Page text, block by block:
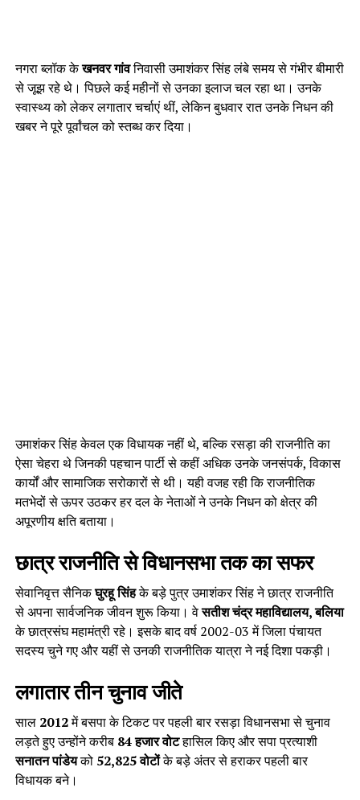
नगरा ब्लॉक केखनवर गांवनिवासी उमाशंकर सिंह लंबे समय से गंभीर बीमारी
से जूझ रहे थे। पिछले कई महीनों से उनका इलाज चल रहा था। उनके
स्वास्थ्य को लेकर लगातार चर्चाएं थीं, लेकिन बुधवार रात उनके निधन की
खबर ने पूरे पूर्वांचल को स्तब्ध कर दिया।
उमाशंकर सिंह केवल एक विधायक नहीं थे, बल्कि रसड़ा की राजनीति का
ऐसा चेहरा थे जिनकी पहचान पार्टी से कहीं अधिक उनके जनसंपर्क, विकास
कार्यों और सामाजिक सरोकारों से थी। यही वजह रही कि राजनीतिक
मतभेदों से ऊपर उठकर हर दल के नेताओं ने उनके निधन को क्षेत्र की
अपूरणीय क्षति बताया।
छात्र राजनीति से विधानसभा तक का सफर
सेवानिवृत्त सैनिकघुरहू सिंहके बड़े पुत्र उमाशंकर सिंह ने छात्र राजनीति
से अपना सार्वजनिक जीवन शुरू किया। वेसतीश चंद्र महाविद्यालय, बलिया
के छात्रसंघ महामंत्री रहे। इसके बाद वर्ष 2002-03 में जिला पंचायत
सदस्य चुने गए और यहीं से उनकी राजनीतिक यात्रा ने नई दिशा पकड़ी।
लगातार तीन चुनाव जीते
साल 2012में बसपा के टिकट पर पहली बार रसड़ा विधानसभा से चुनाव
लड़ते हुए उन्होंने करीब 84 हजार वोटहासिल किए और सपा प्रत्याशी
सनातन पांडेयको 52,825 वोटोंके बड़े अंतर से हराकर पहली बार
विधायक बने।